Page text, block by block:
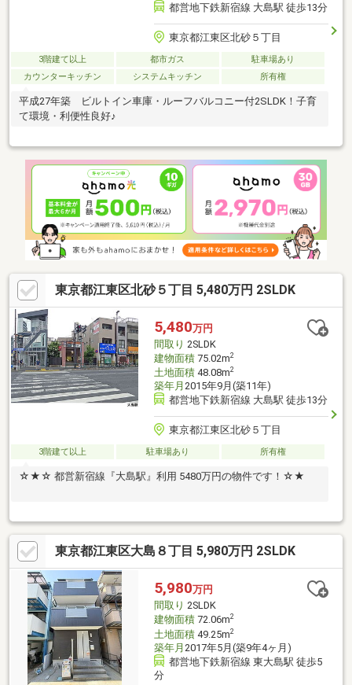
都営地下鉄新宿線 大島駅 徒歩13分
東京都江東区北砂５丁目
3階建て以上 都市ガス
駐車場あり
カウンターキッチン
システムキッチン 所有権
平成27年築 ビルトイン車庫・ルーフバルコニー付2SLDK！子育
て環境・利便性良好♪
東京都江東区北砂５丁目 5,480万円 2SLDK
5,480万円
間取り 2SLDK
建物面積75.02m2
土地面積48.08m2
築年月 2015年9月(築11年)
都営地下鉄新宿線 大島駅 徒歩13分
東京都江東区北砂５丁目
3階建て以上 駐車場あり 所有権
☆★☆ 都営新宿線『大島駅』利用 5480万円の物件です！☆★
東京都江東区大島８丁目 5,980万円 2SLDK
5,980万円
間取り 2SLDK
建物面積72.06m2
土地面積49.25m2
築年月 2017年5月(築9年4ヶ月)
都営地下鉄新宿線 東大島駅 徒歩5
分